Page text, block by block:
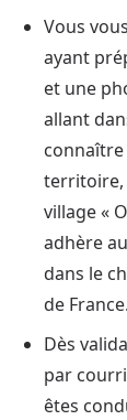
Vous
ayant
et une
allant
territoire,
village «
adhère
dans le
de
Dès
par
êtes